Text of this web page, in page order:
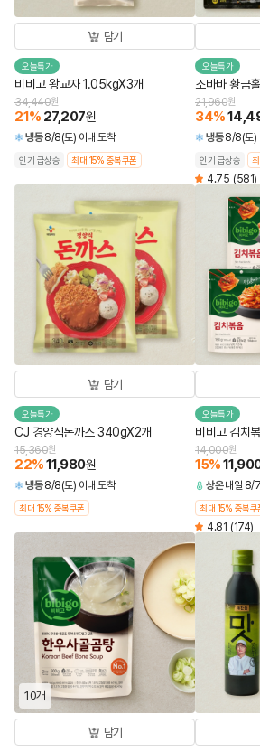
담기
오늘특가
비비고 왕교자 1.05kgX3개
34,440원
21% 27,207원
냉동 8/8(토) 이내 도착
인기 급상승 최대 15% 중복쿠폰
오늘특가
소바바 황금
21,960원
34%
냉동 8/8(토)
인기 급상승
4.75 (581)
담기
오늘특가
CJ 경양식돈까스 340gX2개
15,360원
22%11,980원
냉동 8/8(토) 이내 도착
최대 15% 중복쿠폰
오늘특가
비비고 김치
14,000원
15%
상온 내일 8/
최대 15% 중복쿠
4.81 (174)
10개
담기